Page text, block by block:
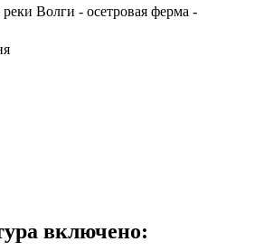
реки Волги - осетровая ферма -
включено: